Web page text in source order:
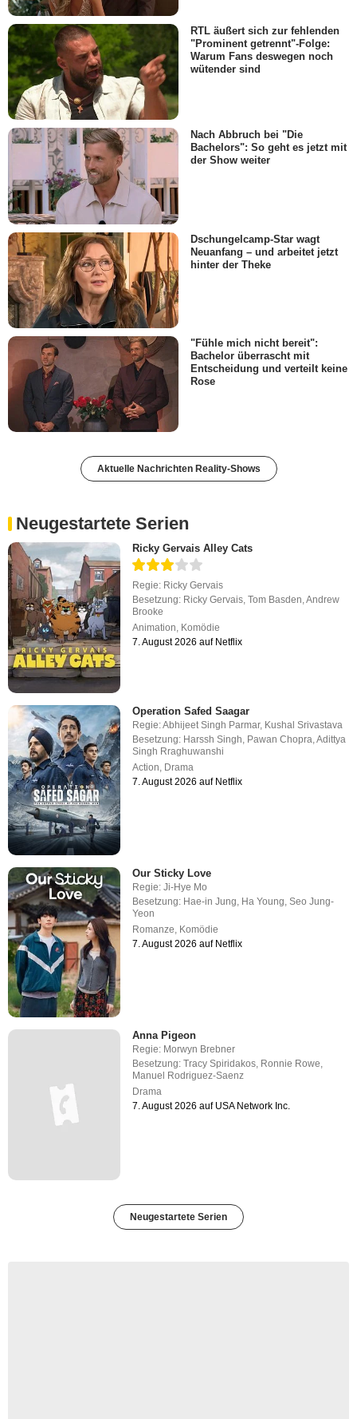
RTL äußert sich zur fehlenden
"Prominent getrennt"-Folge:
Warum Fans deswegen noch
wütender sind
Nach Abbruch bei "Die
Bachelors": So geht es jetzt mit
der Show weiter
Dschungelcamp-Star wagt
Neuanfang – und arbeitet jetzt
hinter der Theke
"Fühle mich nicht bereit":
Bachelor überrascht mit
Entscheidung und verteilt keine
Rose
Aktuelle Nachrichten Reality-Shows
Neugestartete Serien
Ricky Gervais Alley Cats
Regie: Ricky Gervais
Besetzung: Ricky Gervais,Tom Basden,Andrew
Brooke
Animation, Komödie
7. August 2026 auf Netflix
Operation Safed Saagar
Regie:Abhijeet Singh Parmar, Kushal Srivastava
Besetzung: Harssh Singh Pawan Chopra ,Adittya
Singh Rraghuwanshi
Action Drama
7. August 2026 auf Netflix
Our Sticky Love
Regie:Ji-Hye Mo
Besetzung: Hae-in Jung, Ha Young,Seo Jung-
Yeon
Romanze, Komödie
7. August 2026 auf Netflix
Anna Pigeon
Regie: Morwyn Brebner
Besetzung:Tracy Spiridakos, Ronnie Rowe,
Manuel Rodriguez-Saenz
Drama
7. August 2026 auf USA Network Inc.
Neugestartete Serien